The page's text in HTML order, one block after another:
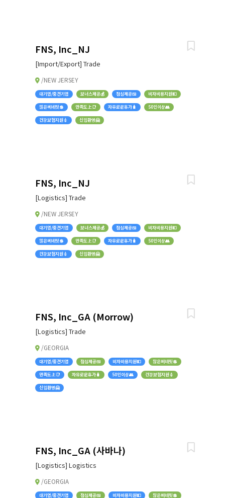
FNS, Inc_NJ
[Import/Export] Trade
/NEW JERSEY
대기업/중견기업 보너스제공💰 점심제공🍱
비자비용지원💵
많은베네핏💲
만족도上📑 자유로운휴가🧳
50인이상👥
건강보험지원💉
신입환영🤗
FNS, Inc_NJ
[Logistics] Trade
/NEW JERSEY
대기업/중견기업 보너스제공💰 점심제공🍱
비자비용지원💵
많은베네핏💲
만족도上📑 자유로운휴가🧳
50인이상👥
건강보험지원💉
신입환영🤗
FNS, Inc_GA (Morrow)
[Logistics] Trade
/GEORGIA
대기업/중견기업 점심제공🍱 비자비용지원💵
많은베네핏💲
만족도上📑
자유로운휴가🧳 50인이상👥
건강보험지원💉
신입환영🤗
FNS, Inc_GA (사바나)
[Logistics] Logistics
/GEORGIA
대기업/중견기업 점심제공🍱 비자비용지원💵 많은베네핏💲